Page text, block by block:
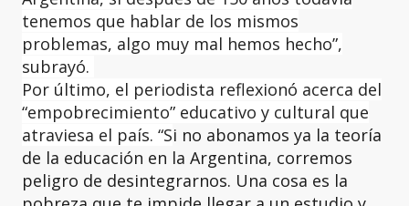
tenemos que hablar de los mismos
problemas, algo muy mal hemos hecho”,
subrayó.
Por último, el periodista reflexionó acerca del
“empobrecimiento” educativo y cultural que
atraviesa el país. “Si no abonamos ya la teoría
de la educación en la Argentina, corremos
peligro de desintegrarnos. Una cosa es la